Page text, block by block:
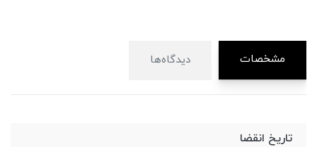
مشخصات دیدگاه‌ها
تاریخ انقضا